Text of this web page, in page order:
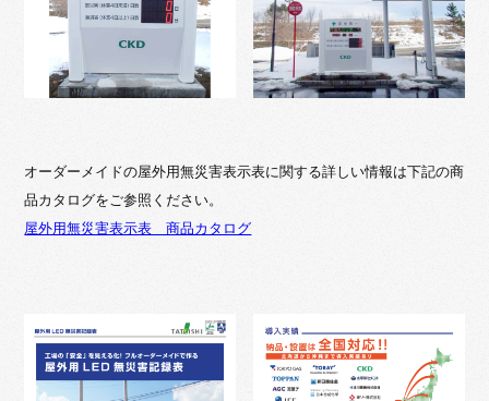
オーダーメイドの屋外用無災害表示表に関する詳しい情報は下記の商
品カタログをご参照ください。
屋外用無災害表示表 商品カタログ